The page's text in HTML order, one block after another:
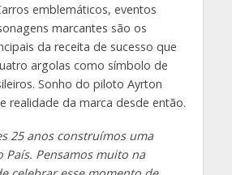
emblemáticos, eventos
marcantes são os
da receita de sucesso que
argolas como símbolo de
Sonho do piloto Ayrton
realidade da marca desde então.
25 anos construímos uma
País. Pensamos muito na